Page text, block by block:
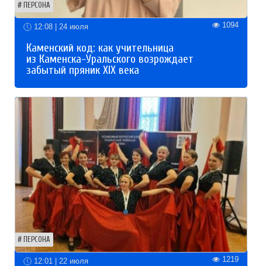
ПЕРСОНА
12:08 | 24 июля 1094
Каменский код: как учительница
из Каменска-Уральского возрождает
забытый пряник XIX века
ПЕРСОНА
12:01 | 22 июля 1219